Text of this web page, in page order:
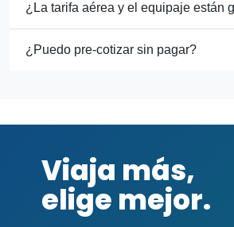
¿La tarifa aérea y el equipaje están
¿Puedo pre-cotizar sin pagar?
Viaja más,
elige mejor.